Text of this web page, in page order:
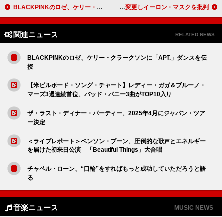
BLACKPINKのロゼ、ケリー・クラークソンに「APT.」ダンスを伝授 グリーン・デイ、南アフリカ公演で「American Idiot」歌詞を変更しイーロン・マスクを批判
関連ニュース RELATED NEWS
BLACKPINKのロゼ、ケリー・クラークソンに「APT.」ダンスを伝
授
【米ビルボード・ソング・チャート】レディー・ガガ＆ブルーノ・
マーズ3週連続首位、バッド・バニー3曲がTOP10入り
ザ・ラスト・ディナー・パーティー、2025年4月にジャパン・ツア
ー決定
＜ライブレポート＞ベンソン・ブーン、圧倒的な歌声とエネルギー
を届けた初来日公演 「Beautiful Things」大合唱
チャペル・ローン、“口輪”をすればもっと成功していただろうと語
る
音楽ニュース MUSIC NEWS